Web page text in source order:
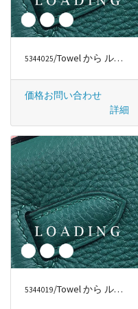
5344025/Towel から ルイヴィトン/LOUIS VUITTON
価格お問い合わせ
詳細
5344019/Towel から ルイヴィトン/LOUIS VUITTON